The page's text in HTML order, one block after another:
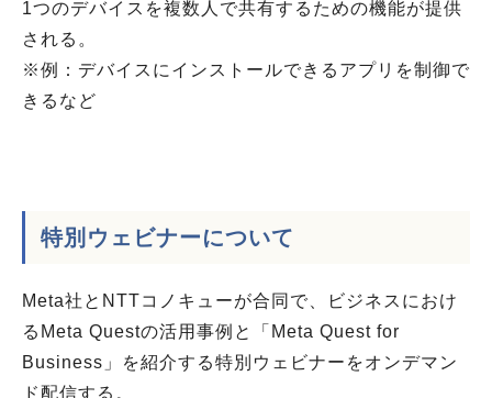
1つのデバイスを複数人で共有するための機能が提供
される。
※例：デバイスにインストールできるアプリを制御で
きるなど
特別ウェビナーについて
Meta社とNTTコノキューが合同で、ビジネスにおけ
るMeta Questの活用事例と「Meta Quest for
Business」を紹介する特別ウェビナーをオンデマン
ド配信する。